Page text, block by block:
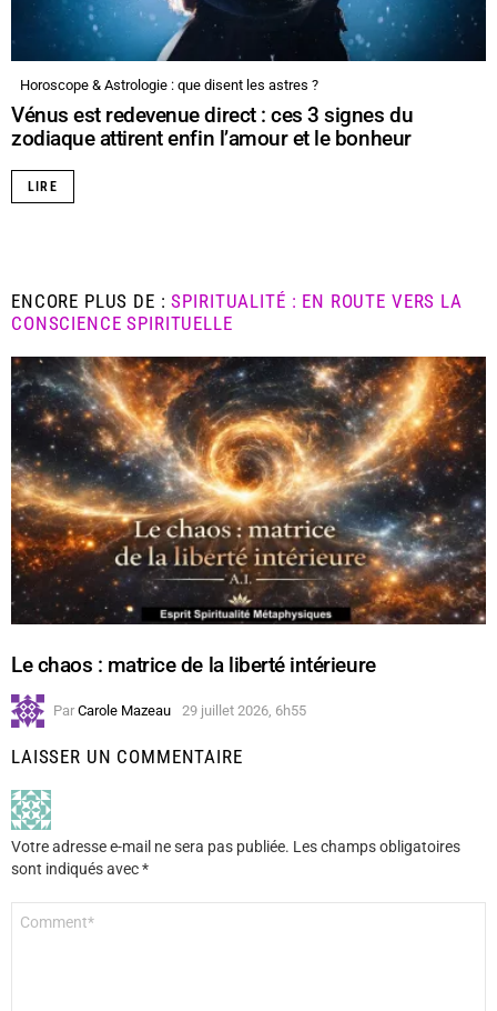
Horoscope & Astrologie : que disent les astres ?
Vénus est redevenue direct : ces 3 signes du
zodiaque attirent enfin l’amour et le bonheur
LIRE
ENCORE PLUS DE :SPIRITUALITÉ : EN ROUTE VERS LA
CONSCIENCE SPIRITUELLE
Le chaos : matrice de la liberté intérieure
Par Carole Mazeau 29 juillet 2026, 6h55
LAISSER UN COMMENTAIRE
Votre adresse e-mail ne sera pas publiée. Les champs obligatoires
sont indiqués avec*